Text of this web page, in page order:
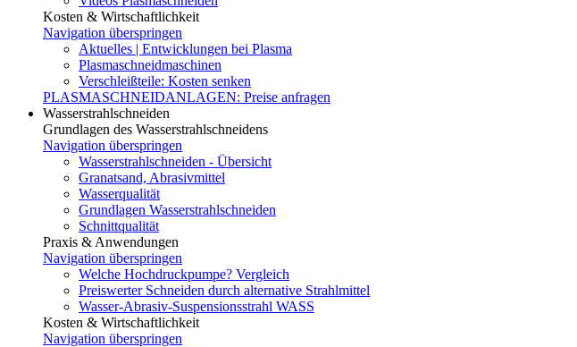
Kosten & Wirtschaftlichkeit
Navigation überspringen
Aktuelles | Entwicklungen bei Plasma
Plasmaschneidmaschinen
Verschleißteile: Kosten senken
PLASMASCHNEIDANLAGEN: Preise anfragen
Wasserstrahlschneiden
Grundlagen des Wasserstrahlschneidens
Navigation überspringen
Wasserstrahlschneiden - Übersicht
Granatsand, Abrasivmittel
Wasserqualität
Grundlagen Wasserstrahlschneiden
Schnittqualität
Praxis & Anwendungen
Navigation überspringen
Welche Hochdruckpumpe? Vergleich
Preiswerter Schneiden durch alternative Strahlmittel
Wasser-Abrasiv-Suspensionsstrahl WASS
Kosten & Wirtschaftlichkeit
Navigation überspringen